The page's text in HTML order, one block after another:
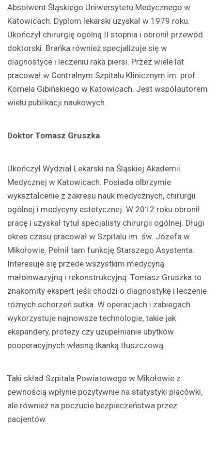
Absolwent Śląskiego Uniwersytetu Medycznego w
Katowicach. Dyplom lekarski uzyskał w 1979 roku.
Ukończył chirurgię ogólną II stopnia i obronił przewód
doktorski. Brańka również specjalizuje się w
diagnostyce i leczeniu raka piersi. Przez wiele lat
pracował w Centralnym Szpitalu Klinicznym im. prof.
Kornela Gibińskiego w Katowicach. Jest współautorem
wielu publikacji naukowych.
Doktor Tomasz Gruszka
Ukończył Wydział Lekarski na Śląskiej Akademii
Medycznej w Katowicach. Posiada olbrzymie
wykształcenie z zakresu nauk medycznych, chirurgii
ogólnej i medycyny estetycznej. W 2012 roku obronił
pracę i uzyskał tytuł specjalisty chirurgii ogólnej. Długi
okres czasu pracował w Szpitalu im. św. Józefa w
Mikołowie. Pełnił tam funkcję Starszego Asystenta.
Interesuje się przede wszystkim medycyną
małoinwazyjną i rekonstrukcyjną. Tomasz Gruszka to
znakomity ekspert jeśli chodzi o diagnostykę i leczenie
różnych schorzeń sutka. W operacjach i zabiegach
wykorzystuje najnowsze technologie, takie jak
ekspandery, protezy czy uzupełnianie ubytków
pooperacyjnych własną tkanką tłuszczową.
Taki skład Szpitala Powiatowego w Mikołowie z
pewnością wpłynie pozytywnie na statystyki placówki,
ale również na poczucie bezpieczeństwa przez
pacjentów.